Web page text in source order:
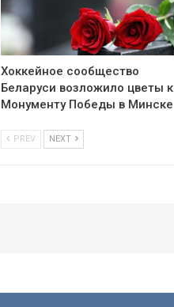
Хоккейное сообщество
Беларуси возложило цветы к
Монументу Победы в Минске
PREV NEXT